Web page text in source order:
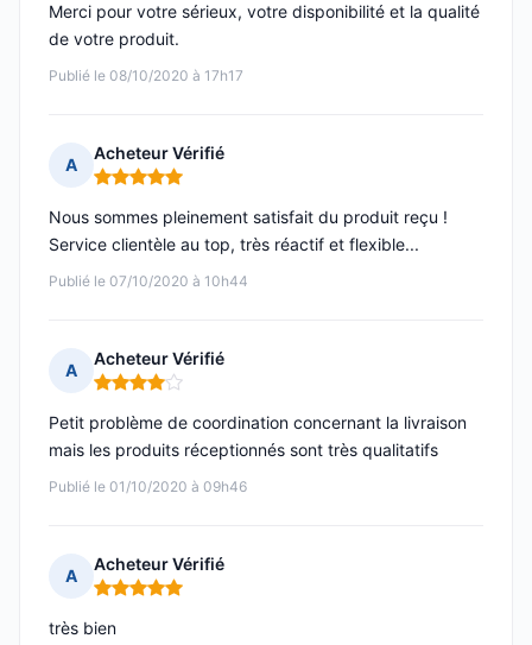
Publié le 08/10/2020 à 17h17
Merci pour votre sérieux, votre disponibilité et la qualité
de votre produit.
A
Acheteur Vérifié
Note : 5 sur 5
Publié le 07/10/2020 à 10h44
Nous sommes pleinement satisfait du produit reçu !
Service clientèle au top, très réactif et flexible...
A
Acheteur Vérifié
Note : 4 sur 5
Publié le 01/10/2020 à 09h46
Petit problème de coordination concernant la livraison
mais les produits réceptionnés sont très qualitatifs
A
Acheteur Vérifié
Note : 5 sur 5
très bien